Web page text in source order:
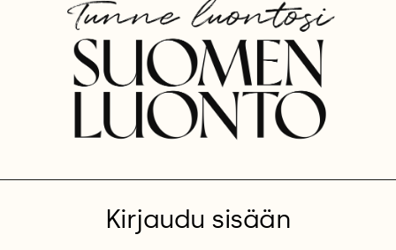
Kirjaudu sisään